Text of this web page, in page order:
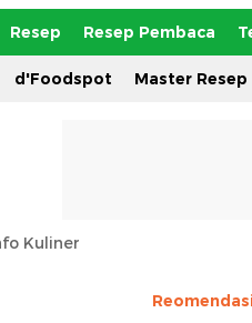
Resep Resep Pembaca
d'Foodspot Master Resep
Kuliner